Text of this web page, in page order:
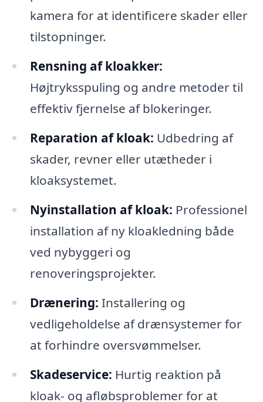
kamera for at identificere skader eller
tilstopninger.
Rensning af kloakker:
Højtryksspuling og andre metoder til
effektiv fjernelse af blokeringer.
Reparation af kloak: Udbedring af
skader, revner eller utætheder i
kloaksystemet.
Nyinstallation af kloak: Professionel
installation af ny kloakledning både
ved nybyggeri og
renoveringsprojekter.
Drænering: Installering og
vedligeholdelse af drænsystemer for
at forhindre oversvømmelser.
Skadeservice: Hurtig reaktion på
kloak- og afløbsproblemer for at